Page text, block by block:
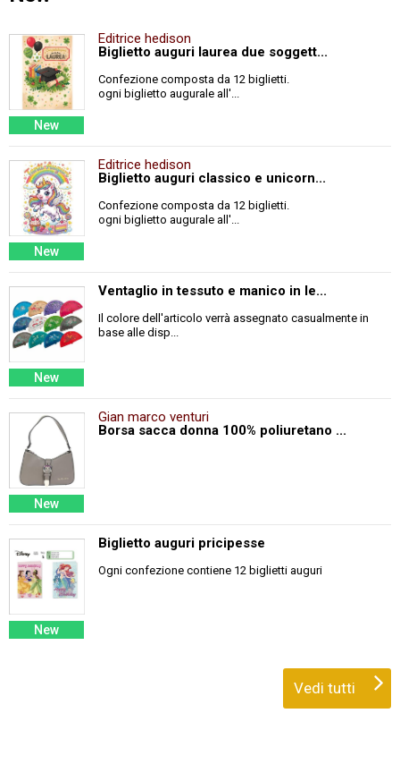
New
Editrice hedison
Biglietto auguri laurea due soggett...
Confezione composta da 12 biglietti.
ogni biglietto augurale all'...
New
Editrice hedison
Biglietto auguri classico e unicorn...
Confezione composta da 12 biglietti.
ogni biglietto augurale all'...
New
Ventaglio in tessuto e manico in le...
Il colore dell'articolo verrà assegnato casualmente in
base alle disp...
New
Gian marco venturi
Borsa sacca donna 100% poliuretano ...
New
Biglietto auguri pricipesse
Ogni confezione contiene 12 biglietti auguri
Vedi tutti